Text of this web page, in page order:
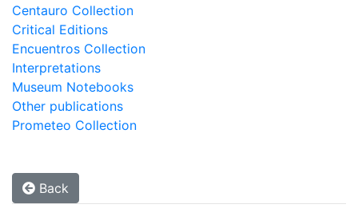
Centauro Collection
Critical Editions
Encuentros Collection
Interpretations
Museum Notebooks
Other publications
Prometeo Collection
Back